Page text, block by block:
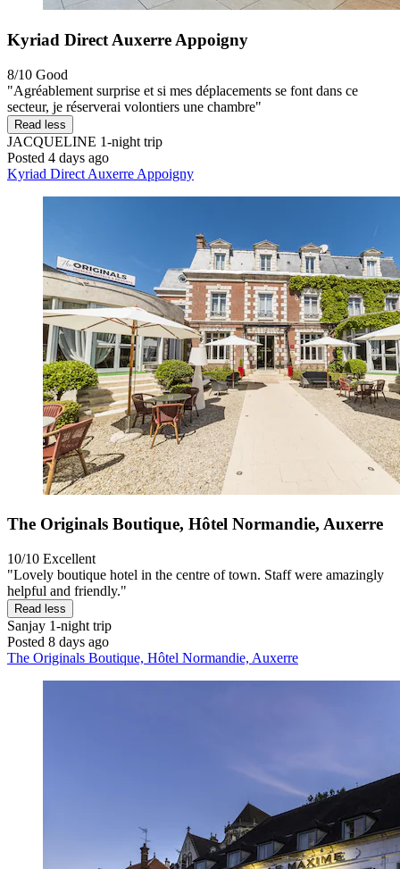
Kyriad Direct Auxerre Appoigny
8/10 Good
"Agréablement surprise et si mes déplacements se font dans ce
secteur, je réserverai volontiers une chambre"
Read less
JACQUELINE 1-night trip
Posted 4 days ago
Kyriad Direct Auxerre Appoigny
The Originals Boutique, Hôtel Normandie, Auxerre
10/10 Excellent
"Lovely boutique hotel in the centre of town. Staff were amazingly
helpful and friendly."
Read less
Sanjay 1-night trip
Posted 8 days ago
The Originals Boutique, Hôtel Normandie, Auxerre